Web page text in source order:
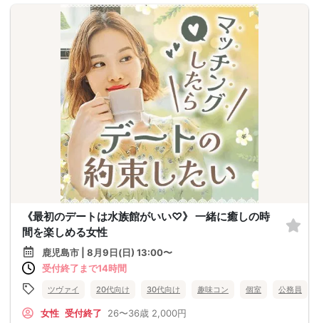
《最初のデートは水族館がいい♡》 一緒に癒しの時
間を楽しめる女性
鹿児島市 | 8月9日(日) 13:00〜
受付終了まで14時間
ツヴァイ 20代向け 30代向け 趣味コン 個室 公務員
女性 受付終了 26〜36歳 2,000円